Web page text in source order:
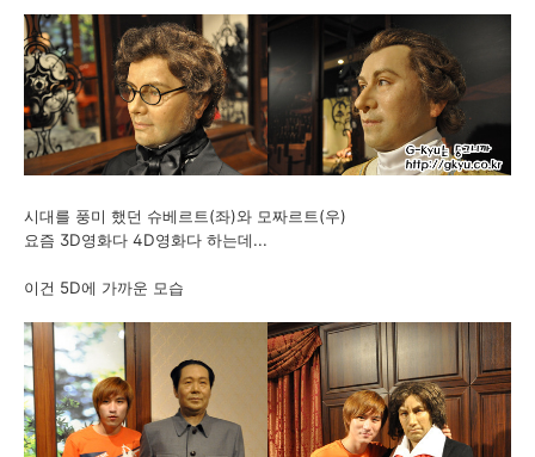
시대를 풍미 했던 슈베르트(좌)와 모짜르트(우)
요즘 3D영화다 4D영화다 하는데...
이건 5D에 가까운 모습